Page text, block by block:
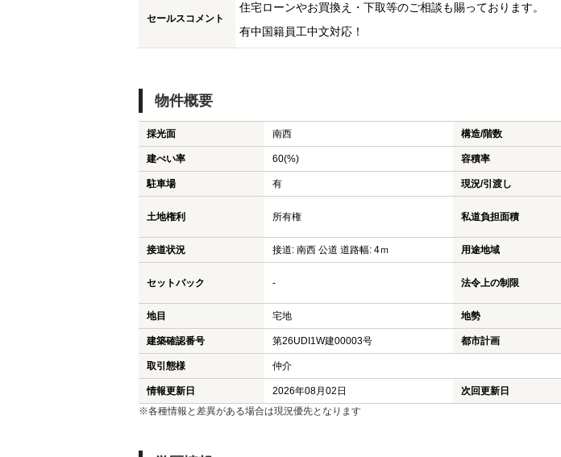
セールスコメント
住宅ローンやお買換え・下取等のご相談も賜っております。
有中国籍員工中文対応！
物件概要
採光面 南西 構造/階数
建ぺい率 60(%) 容積率
駐車場 有 現況/引渡し
土地権利 所有権 私道負担面積
接道状況 接道: 南西 公道 道路幅: 4ｍ 用途地域
セットバック - 法令上の制限
地目 宅地 地勢
建築確認番号 第26UDI1W建00003号 都市計画
取引態様 仲介
情報更新日 2026年08月02日 次回更新日
※各種情報と差異がある場合は現況優先となります